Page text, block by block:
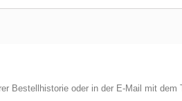
Bestellhistorie oder in der E-Mail mit